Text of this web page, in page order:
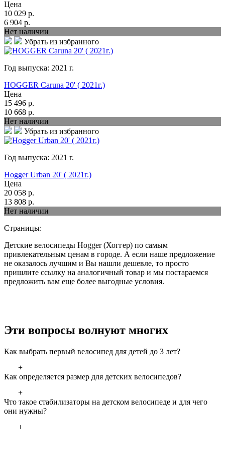
Цена
10 029 р.
6 904 р.
Нет наличии
Убрать из избранного
Год выпуска: 2021 г.
HOGGER Caruna 20' ( 2021г.)
Цена
15 496 р.
10 668 р.
Нет наличии
Убрать из избранного
Год выпуска: 2021 г.
Hogger Urban 20' ( 2021г.)
Цена
20 058 р.
13 808 р.
Нет наличии
Страницы:
Детские велосипеды Hogger (Хоггер) по самым
привлекательным ценам в городе. А если наше предложение
не оказалось лучшим и Вы нашли дешевле, то просто
пришлите ссылку на аналогичный товар и мы постараемся
предложить вам еще более выгодные условия.
Эти вопросы волнуют многих
Как выбрать первый велосипед для детей до 3 лет?
+
Как определяется размер для детских велосипедов?
+
Что такое стабилизаторы на детском велосипеде и для чего
они нужны?
+